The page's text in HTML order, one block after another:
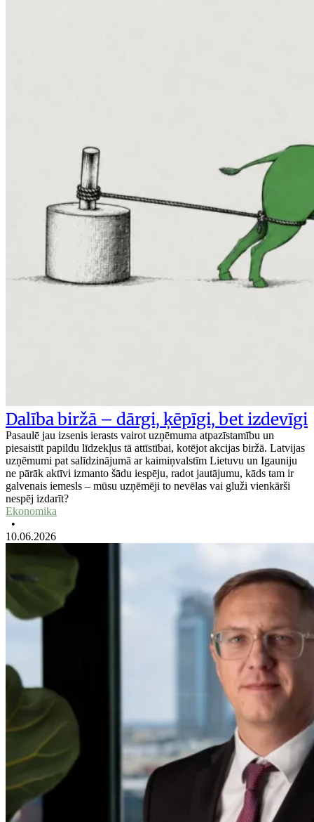
Dalība biržā – dārgi, ķēpīgi, bet izdevīgi
Pasaulē jau izsenis ierasts vairot uzņēmuma atpazīstamību un
piesaistīt papildu līdzekļus tā attīstībai, kotējot akcijas biržā. Latvijas
uzņēmumi pat salīdzinājumā ar kaimiņvalstīm Lietuvu un Igauniju
ne pārāk aktīvi izmanto šādu iespēju, radot jautājumu, kāds tam ir
galvenais iemesls – mūsu uzņēmēji to nevēlas vai gluži vienkārši
nespēj izdarīt?
Ekonomika
•
10.06.2026